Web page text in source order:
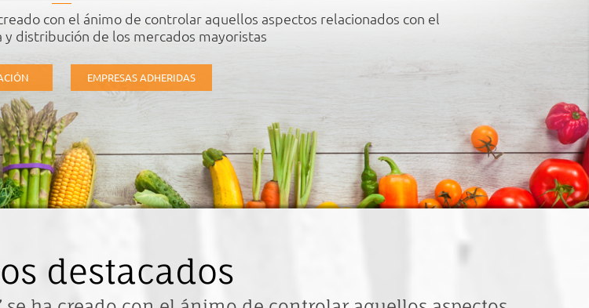
con el ánimo de controlar aquellos aspectos relacionados con el
distribución de los mercados mayoristas
EMPRESAS ADHERIDAS
destacados